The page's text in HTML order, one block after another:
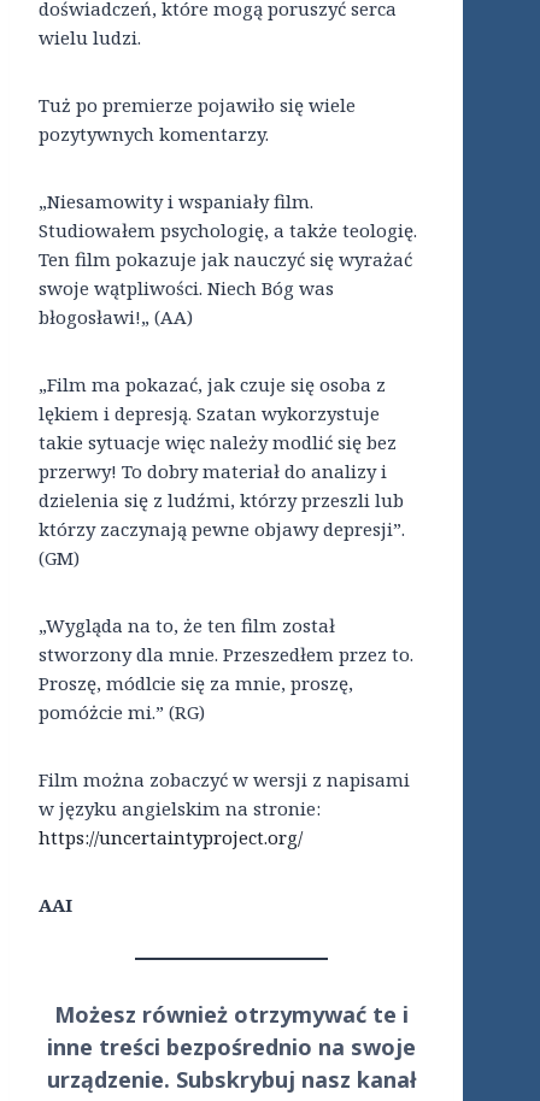
doświadczeń, które mogą poruszyć serca
wielu ludzi.
Tuż po premierze pojawiło się wiele
pozytywnych komentarzy.
„Niesamowity i wspaniały film.
Studiowałem psychologię, a także teologię.
Ten film pokazuje jak nauczyć się wyrażać
swoje wątpliwości. Niech Bóg was
błogosławi!„ (AA)
„Film ma pokazać, jak czuje się osoba z
lękiem i depresją. Szatan wykorzystuje
takie sytuacje więc należy modlić się bez
przerwy! To dobry materiał do analizy i
dzielenia się z ludźmi, którzy przeszli lub
którzy zaczynają pewne objawy depresji”.
(GM)
„Wygląda na to, że ten film został
stworzony dla mnie. Przeszedłem przez to.
Proszę, módlcie się za mnie, proszę,
pomóżcie mi.” (RG)
Film można zobaczyć w wersji z napisami
w języku angielskim na stronie:
https://uncertaintyproject.org/
AAI
Możesz również otrzymywać te i
inne treści bezpośrednio na swoje
urządzenie. Subskrybuj nasz kanał